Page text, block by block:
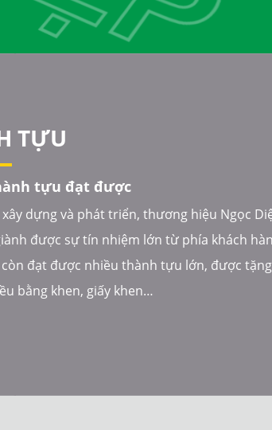
TỰU
tựu đạt được
dựng và phát triển, thương hiệu Ngọc
được sự tín nhiệm lớn từ phía khách
đạt được nhiều thành tựu lớn, được tặng
bằng khen, giấy khen…